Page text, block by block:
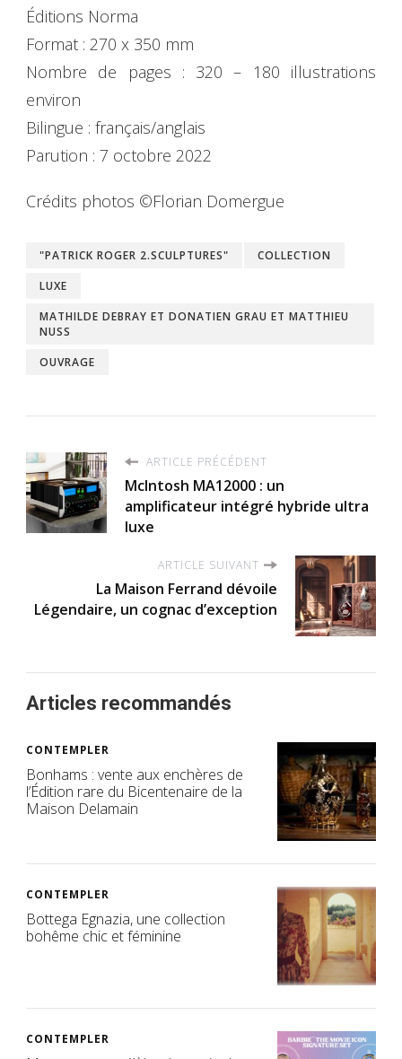
Éditions Norma
Format : 270 x 350 mm
Nombre de pages : 320 – 180 illustrations
environ
Bilingue : français/anglais
Parution : 7 octobre 2022
Crédits photos ©Florian Domergue
"PATRICK ROGER 2.SCULPTURES"
COLLECTION
LUXE
MATHILDE DEBRAY ET DONATIEN GRAU ET MATTHIEU
NUSS
OUVRAGE
ARTICLE PRÉCÉDENT
McIntosh MA12000 : un
amplificateur intégré hybride ultra
luxe
ARTICLE SUIVANT
La Maison Ferrand dévoile
Légendaire, un cognac d’exception
Articles recommandés
CONTEMPLER
Bonhams : vente aux enchères de
l’Édition rare du Bicentenaire de la
Maison Delamain
CONTEMPLER
Bottega Egnazia, une collection
bohême chic et féminine
CONTEMPLER